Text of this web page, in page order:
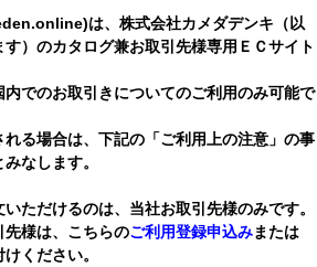
は、株式会社カメダデンキ（以
）のカタログ兼お取引先様専用ＥＣサイト
内でのお取引きについてのご利用のみ可能で
れる場合は、下記の「ご利用上の注意」の事
なします。
ただけるのは、当社お取引先様のみです。
先様は、こちらのご利用登録申込みまたは
ください。